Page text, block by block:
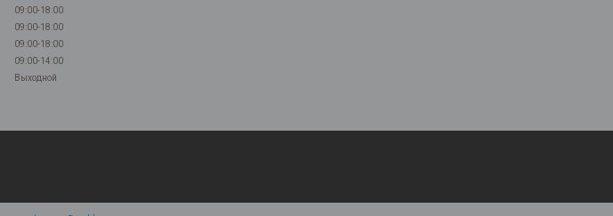
09:00-18:00
09:00-18:00
09:00-18:00
09:00-14:00
Выходной